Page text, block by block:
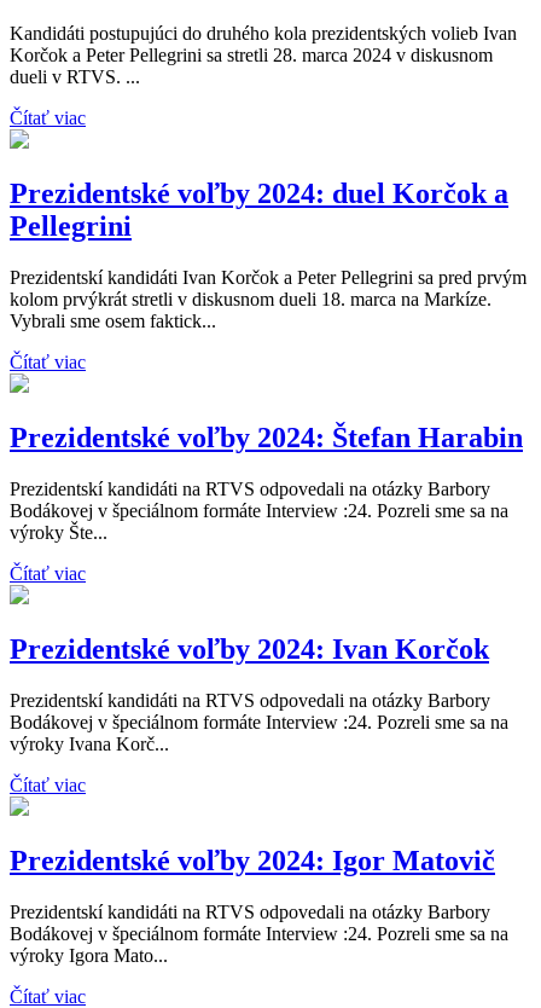
Kandidáti postupujúci do druhého kola prezidentských volieb Ivan
Korčok a Peter Pellegrini sa stretli 28. marca 2024 v diskusnom
dueli v RTVS. ...
Čítať viac
Prezidentské voľby 2024: duel Korčok a
Pellegrini
Prezidentskí kandidáti Ivan Korčok a Peter Pellegrini sa pred prvým
kolom prvýkrát stretli v diskusnom dueli 18. marca na Markíze.
Vybrali sme osem faktick...
Čítať viac
Prezidentské voľby 2024: Štefan Harabin
Prezidentskí kandidáti na RTVS odpovedali na otázky Barbory
Bodákovej v špeciálnom formáte Interview :24. Pozreli sme sa na
výroky Šte...
Čítať viac
Prezidentské voľby 2024: Ivan Korčok
Prezidentskí kandidáti na RTVS odpovedali na otázky Barbory
Bodákovej v špeciálnom formáte Interview :24. Pozreli sme sa na
výroky Ivana Korč...
Čítať viac
Prezidentské voľby 2024: Igor Matovič
Prezidentskí kandidáti na RTVS odpovedali na otázky Barbory
Bodákovej v špeciálnom formáte Interview :24. Pozreli sme sa na
výroky Igora Mato...
Čítať viac